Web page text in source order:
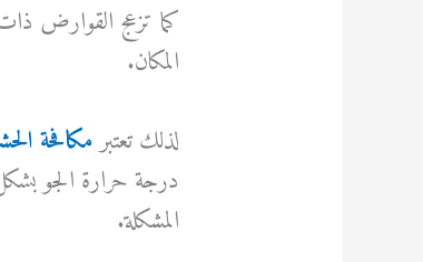
كما تزعج القوارض ذات
المكان.
لذلك تعتبرمكافحة
درجة حرارة الجو
المشكلة.